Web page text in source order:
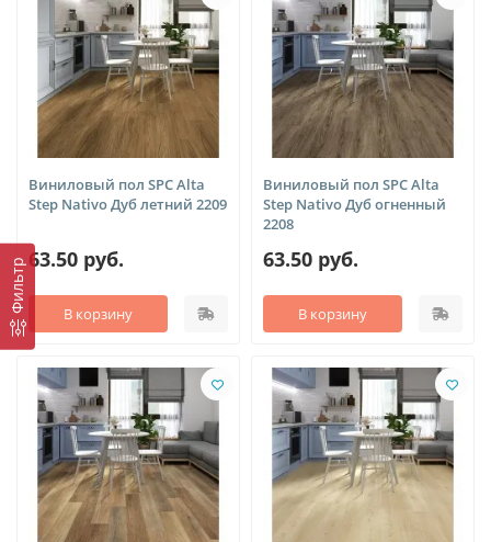
Фильтр
Виниловый пол SPC Alta
Step Nativo Дуб летний 2209
63.50 руб.
В корзину
Виниловый пол SPC Alta
Step Nativo Дуб огненный
2208
63.50 руб.
В корзину